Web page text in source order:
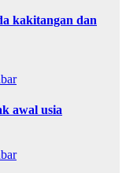
kakitangan dan
awal usia